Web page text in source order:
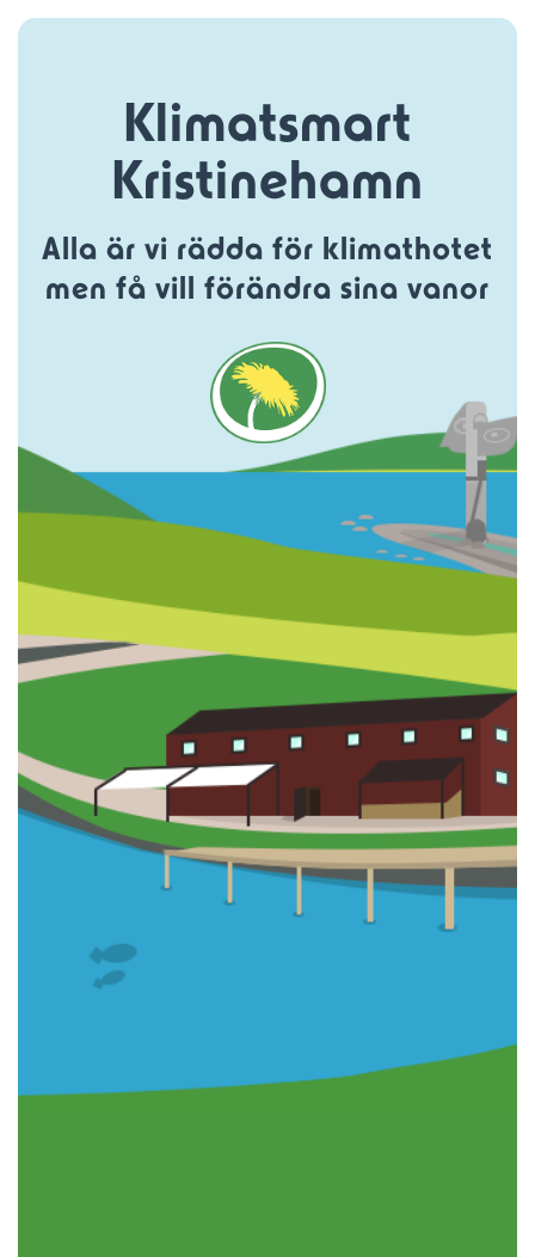
Klimatsmart
Kristinehamn
Alla är vi rädda för klimathotet
men få vill förändra sina vanor